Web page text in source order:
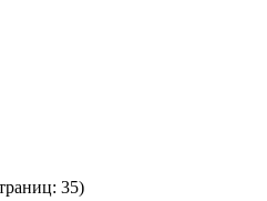
35)